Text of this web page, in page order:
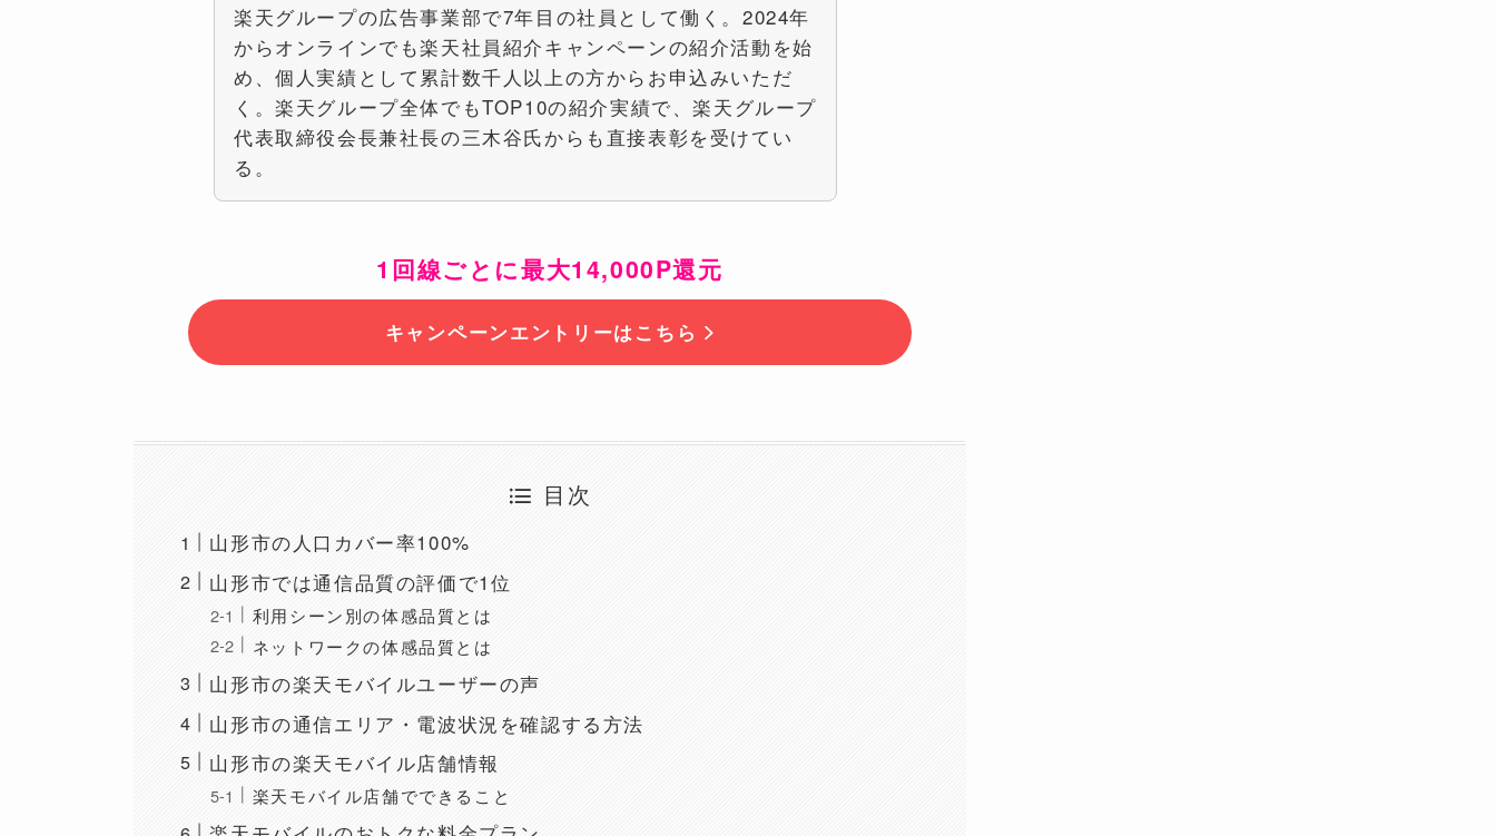
楽天グループの広告事業部で7年目の社員として働く。2024年
からオンラインでも楽天社員紹介キャンペーンの紹介活動を始
め、個人実績として累計数千人以上の方からお申込みいただ
く。楽天グループ全体でもTOP10の紹介実績で、楽天グループ
代表取締役会長兼社長の三木谷氏からも直接表彰を受けてい
る。
1回線ごとに最大14,000P還元
キャンペーンエントリーはこちら
目次
山形市の人口カバー率100%
山形市では通信品質の評価で1位
利用シーン別の体感品質とは
ネットワークの体感品質とは
山形市の楽天モバイルユーザーの声
山形市の通信エリア・電波状況を確認する方法
山形市の楽天モバイル店舗情報
楽天モバイル店舗でできること